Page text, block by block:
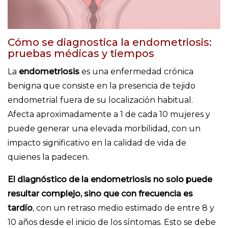
Cómo se diagnostica la endometriosis:
pruebas médicas y tiempos
La endometriosis es una enfermedad crónica
benigna que consiste en la presencia de tejido
endometrial fuera de su localización habitual.
Afecta aproximadamente a 1 de cada 10 mujeres y
puede generar una elevada morbilidad, con un
impacto significativo en la calidad de vida de
quienes la padecen.
El diagnóstico de la endometriosis no solo puede
resultar complejo, sino que con frecuencia es
tardío, con un retraso medio estimado de entre 8 y
10 años desde el inicio de los síntomas. Esto se debe